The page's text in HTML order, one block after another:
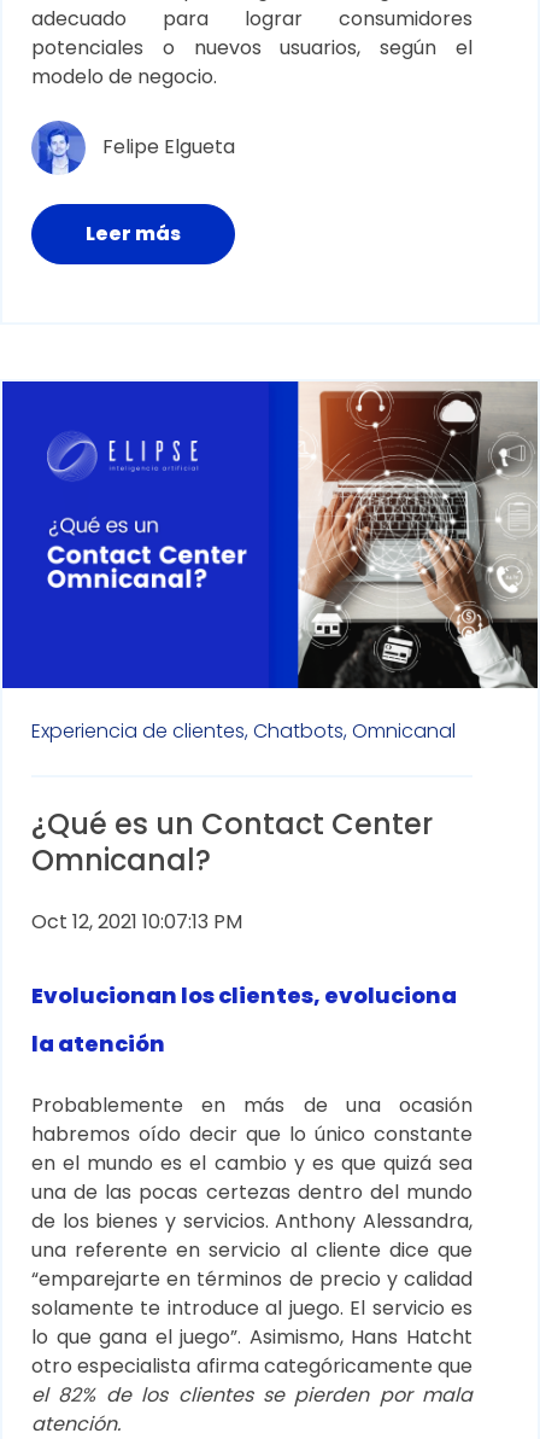
adecuado para lograr consumidores
potenciales o nuevos usuarios, según el
modelo de negocio.
Felipe Elgueta
Leer más
Experiencia de clientes,Chatbots,Omnicanal
¿Qué es un Contact Center
Omnicanal?
Oct 12, 2021 10:07:13 PM
Evolucionan los clientes, evoluciona
la atención
Probablemente en más de una ocasión
habremos oído decir que lo único constante
en el mundo es el cambio y es que quizá sea
una de las pocas certezas dentro del mundo
de los bienes y servicios.Anthony Alessandra,
una referente en servicio al cliente dice que
“emparejarte en términos de precio y calidad
solamente te introduce al juego. El servicio es
lo que gana el juego”. Asimismo, Hans Hatcht
otro especialista afirma categóricamente que
el 82% de los clientes se pierden por mala
atención.